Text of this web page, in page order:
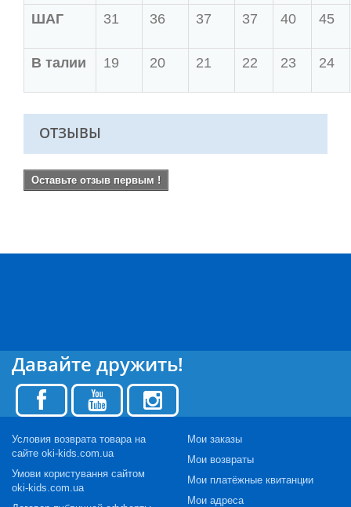
ШАГ 31 36 37 37 40 45
В талии 19 20 21 22 23 24
ОТЗЫВЫ
Оставьте отзыв первым !
Давайте дружить!
Условия возврата товара на
сайте oki-kids.com.ua
Умови користування сайтом
oki-kids.com.ua
Мои заказы
Мои возвраты
Мои платёжные квитанции
Мои адреса